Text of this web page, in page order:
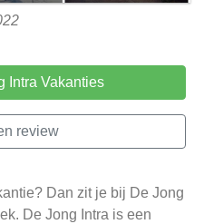
Intra Vakanties
review
Dan zit je bij De Jong
De Jong Intra is een